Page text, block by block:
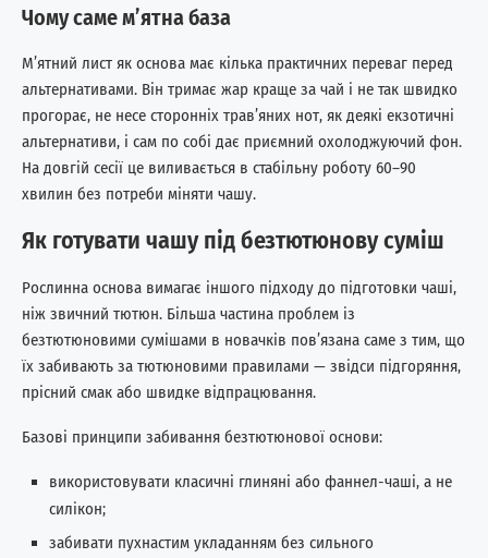
Чому саме м’ятна база
М’ятний лист як основа має кілька практичних переваг перед
альтернативами. Він тримає жар краще за чай і не так швидко
прогорає, не несе сторонніх трав’яних нот, як деякі екзотичні
альтернативи, і сам по собі дає приємний охолоджуючий фон.
На довгій сесії це виливається в стабільну роботу 60–90
хвилин без потреби міняти чашу.
Як готувати чашу під безтютюнову суміш
Рослинна основа вимагає іншого підходу до підготовки чаші,
ніж звичний тютюн. Більша частина проблем із
безтютюновими сумішами в новачків пов’язана саме з тим, що
їх забивають за тютюновими правилами — звідси підгоряння,
прісний смак або швидке відпрацювання.
Базові принципи забивання безтютюнової основи:
використовувати класичні глиняні або фаннел-чаші, а не
силікон;
забивати пухнастим укладанням без сильного